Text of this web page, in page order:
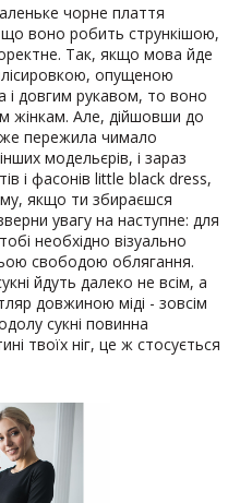
чорне плаття
воно робить стрункішою,
Так, якщо мова йде
опущеною
і довгим рукавом, то воно
жінкам. Але, дійшовши до
пережила чимало
модельєрів, і зараз
і фасонів little black dress,
якщо ти збираєшся
увагу на наступне: для
необхідно візуально
свободою облягання.
йдуть далеко не всім, а
довжиною міді - зовсім
сукні повинна
твоїх ніг, це ж стосується